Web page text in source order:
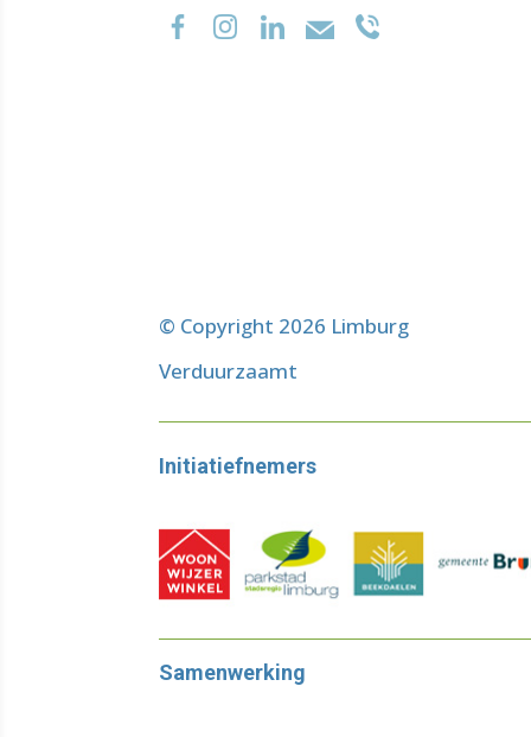
© Copyright 2026 Limburg
Verduurzaamt
Initiatiefnemers
Samenwerking